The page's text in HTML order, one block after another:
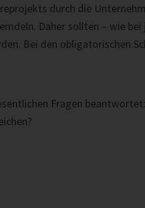
durch die
Daher sollten – wie
Bei den obligatorischen
Fragen beantwortet: